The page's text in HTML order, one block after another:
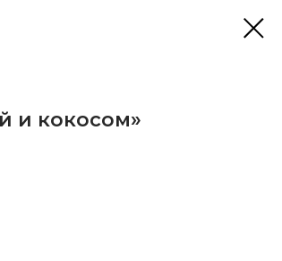
и кокосом»